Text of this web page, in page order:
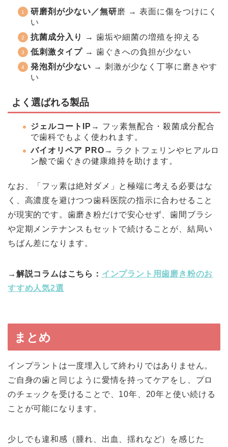
研磨剤が少ない／無研磨 → 表面に傷をつけにく
い
抗菌成分入り
→ 歯垢や細菌の増殖を抑える
低刺激タイプ → 歯ぐきへの負担が少ない
発泡剤が少ない → 刺激が少なく丁寧に磨きやす
い
よく選ばれる製品
ジェルコートIP → フッ素無配合・殺菌成分配合
で歯科でもよく使われます。
バイオリペア PRO → ラクトフェリンやヒアルロ
ン酸で歯ぐきの健康維持を助けます。
なお、「フッ素は絶対ダメ」と極端に考える必要はな
く、高濃度を避けつつ歯科医院の指示に合わせること
が現実的です。歯磨き粉だけで安心せず、歯間ブラシ
や定期メンテナンスもセットで続けることが、結局い
ちばん差になります。
→解説コラムはこちら： インプラント用歯磨き粉のお
すすめ人気2選
まとめ
インプラントは一度埋入して終わりではありません。
ご自身の歯と同じように愛情を持ってケアをし、プロ
のチェックを受けることで、10年、20年と使い続ける
ことが可能になります。
少しでも違和感（腫れ、出血、揺れなど）を感じた